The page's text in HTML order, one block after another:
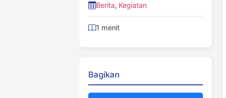
Berita, Kegiatan
1 menit
Bagikan